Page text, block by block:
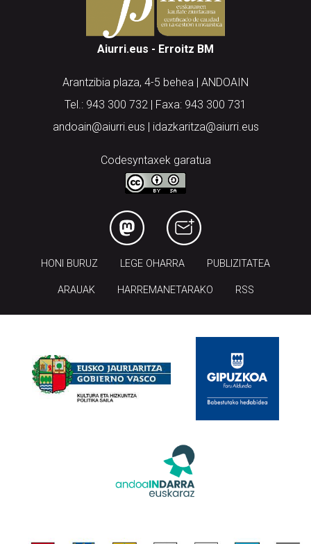
Aiurri.eus - Erroitz BM
Arantzibia plaza, 4-5 behea | ANDOAIN
Tel.: 943 300 732 | Faxa: 943 300 731
andoain@aiurri.eus | idazkaritza@aiurri.eus
Codesyntaxek garatua
HONI BURUZ LEGE OHARRA PUBLIZITATEA
ARAUAK HARREMANETARAKO RSS